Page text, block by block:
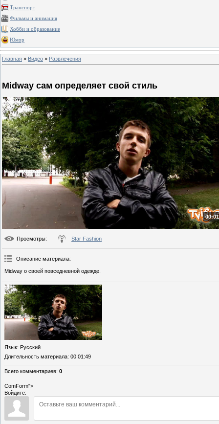
Транспорт
Фильмы и анимация
Хобби и образование
Юмор
Главная » Видео » Развлечения
Midway сам определяет свой стиль
Просмотры: Star Fashion
Описание материала:
Midway о своей повседневной одежде.
Язык: Русский
Длительность материала: 00:01:49
Всего комментариев: 0
ComForm">
Войдите: